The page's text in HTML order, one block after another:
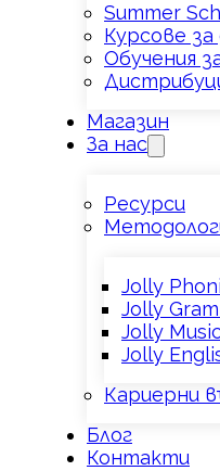
Summer
Курсове за
Обучения
Магазин
За нас
Ресурси
Jolly
Jolly
Jolly
Jolly
Кариерни
Блог
Контакти